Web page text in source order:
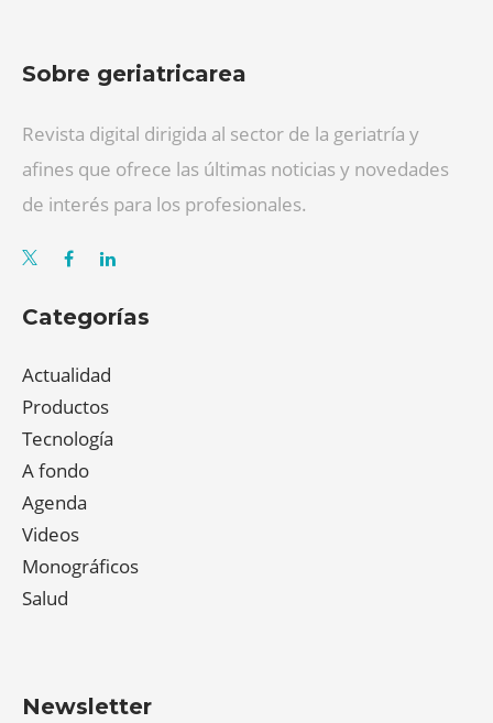
Sobre geriatricarea
Revista digital dirigida al sector de la geriatría y
afines que ofrece las últimas noticias y novedades
de interés para los profesionales.
Categorías
Actualidad
Productos
Tecnología
A fondo
Agenda
Videos
Monográficos
Salud
Newsletter